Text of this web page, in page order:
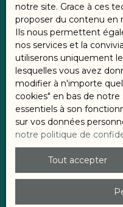
opportunités
concrétiser des
tirer
dynamique, il
préparer son
informé des
Si vous
c'est peut-être
passer à l’action !
Chez Renoir &
votre
notre site. Grace à ces
proposer du contenu en
Ils nous permettent
nos services et la
utiliserons uniquement
lesquelles vous avez
modifier à n'importe
cookies″ en bas de
essentiels à son
sur vos données
notre politique de
Tout accepter